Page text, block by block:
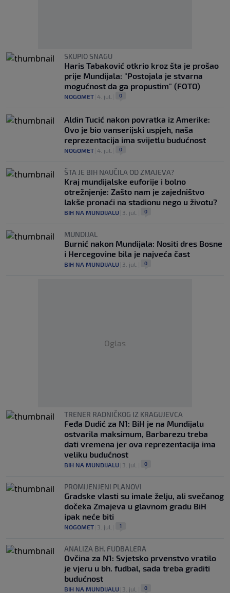
SKUPIO SNAGU
Haris Tabaković otkrio kroz šta je prošao
prije Mundijala: "Postojala je stvarna
mogućnost da ga propustim" (FOTO)
NOGOMET 4. jul. 0
Aldin Tucić nakon povratka iz Amerike:
Ovo je bio vanserijski uspjeh, naša
reprezentacija ima svijetlu budućnost
NOGOMET 4. jul. 0
ŠTA JE BIH NAUČILA OD ZMAJEVA?
Kraj mundijalske euforije i bolno
otrežnjenje: Zašto nam je zajedništvo
lakše pronaći na stadionu nego u životu?
BIH NA MUNDIJALU 3. jul. 0
MUNDIJAL
Burnić nakon Mundijala: Nositi dres Bosne
i Hercegovine bila je najveća čast
BIH NA MUNDIJALU 3. jul. 0
Oglas
TRENER RADNIČKOG IZ KRAGUJEVCA
Feđa Dudić za N1: BiH je na Mundijalu
ostvarila maksimum, Barbarezu treba
dati vremena jer ova reprezentacija ima
veliku budućnost
BIH NA MUNDIJALU 3. jul. 0
PROMIJENJENI PLANOVI
Gradske vlasti su imale želju, ali svečanog
dočeka Zmajeva u glavnom gradu BiH
ipak neće biti
NOGOMET 3. jul. 1
ANALIZA BH. FUDBALERA
Ovčina za N1: Svjetsko prvenstvo vratilo
je vjeru u bh. fudbal, sada treba graditi
budućnost
BIH NA MUNDIJALU 3. jul. 0